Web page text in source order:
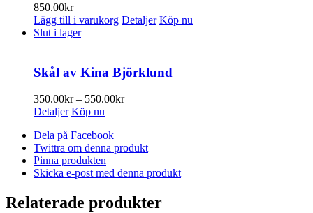
850.00kr
Lägg till i varukorg Detaljer Köp nu
Slut i lager
Skål av Kina Björklund
350.00kr – 550.00krPrisintervall:
Detaljer Köp nu
Dela på Facebook
Twittra om denna produkt
Pinna produkten
Skicka e-post med denna produkt
Relaterade produkter